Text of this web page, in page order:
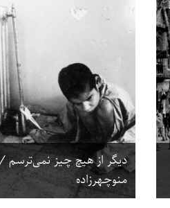
دیگر از هیچ چیز نمی‌ترسم /
منوچهرزاده